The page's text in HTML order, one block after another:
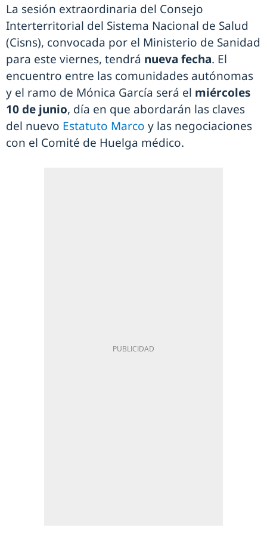
La sesión extraordinaria del Consejo
Interterritorial del Sistema Nacional de Salud
(Cisns), convocada por el Ministerio de Sanidad
para este viernes, tendrá nueva fecha. El
encuentro entre las comunidades autónomas
y el ramo de Mónica García será el miércoles
10 de junio, día en que abordarán las claves
del nuevo Estatuto Marco y las negociaciones
con el Comité de Huelga médico.